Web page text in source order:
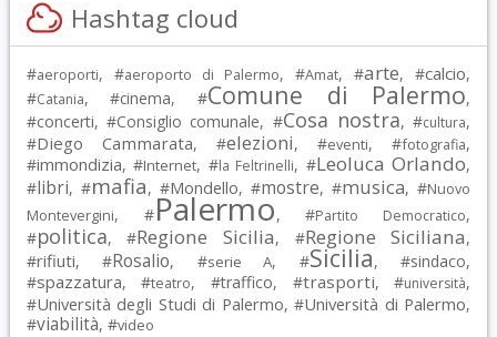
Hashtag cloud
#aeroporti, #aeroporto di Palermo, #Amat, #arte, #calcio,
#Catania, #cinema, #Comune di Palermo,
#concerti, #Consiglio comunale, #Cosa nostra, #cultura,
#Diego Cammarata, #elezioni, #eventi, #fotografia,
#immondizia, #Internet, #la Feltrinelli, #Leoluca Orlando,
#libri, #mafia, #Mondello, #mostre, #musica, #Nuovo
Montevergini, #Palermo, #Partito Democratico,
#politica, #Regione Sicilia, #Regione Siciliana,
#rifiuti, #Rosalio, #serie A, #Sicilia, #sindaco,
#spazzatura, #teatro, #traffico, #trasporti, #università,
#Università degli Studi di Palermo, #Università di Palermo,
#viabilità, #video